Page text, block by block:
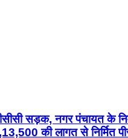
सड़क, नगर पंचायत के
की लागत से